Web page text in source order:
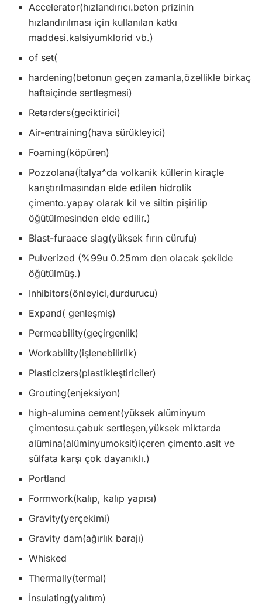
Accelerator(hızlandırıcı.beton prizinin
hızlandırılması için kullanılan katkı
maddesi.kalsiyumklorid vb.)
of set(
hardening(betonun geçen zamanla,özellikle birkaç
haftaiçinde sertleşmesi)
Retarders(geciktirici)
Air-entraining(hava sürükleyici)
Foaming(köpüren)
Pozzolana(İtalya^da volkanik küllerin kiraçle
karıştırılmasından elde edilen hidrolik
çimento.yapay olarak kil ve siltin pişirilip
öğütülmesinden elde edilir.)
Blast-furaace slag(yüksek fırın cürufu)
Pulverized (%99u 0.25mm den olacak şekilde
öğütülmüş.)
Inhibitors(önleyici,durdurucu)
Expand( genleşmiş)
Permeability(geçirgenlik)
Workability(işlenebilirlik)
Plasticizers(plastikleştiriciler)
Grouting(enjeksiyon)
high-alumina cement(yüksek alüminyum
çimentosu.çabuk sertleşen,yüksek miktarda
alümina(alüminyumoksit)içeren çimento.asit ve
sülfata karşı çok dayanıklı.)
Portland
Formwork(kalıp, kalıp yapısı)
Gravity(yerçekimi)
Gravity dam(ağırlık barajı)
Whisked
Thermally(termal)
İnsulating(yalıtım)